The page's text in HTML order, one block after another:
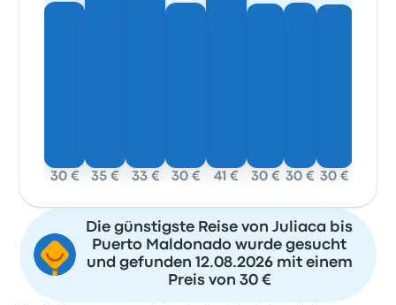
30 € 35 € 33 € 30 € 41 € 30 € 30 € 30 €
Die günstigste Reise von Juliaca bis
Puerto Maldonado wurde gesucht
und gefunden 12.08.2026 mit einem
Preis von 30 €